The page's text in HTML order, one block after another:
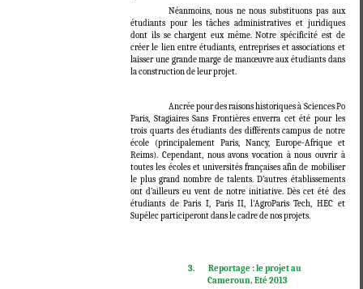
Néanmoins, nous ne nous substituons pas aux
étudiants pour les tâches administratives et juridiques
dont ils se chargent eux même. Notre spécificité est de
créer le lien entre étudiants, entreprises et associations et
laisser une grande marge de manœuvre aux étudiants dans
la construction de leur projet.
Ancrée pour des raisons historiques à Sciences Po
Paris, Stagiaires Sans Frontières enverra cet été pour les
trois quarts des étudiants des différents campus de notre
école (principalement Paris, Nancy, Europe-Afrique et
Reims). Cependant, nous avons vocation à nous ouvrir à
toutes les écoles et universités françaises afin de mobiliser
le plus grand nombre de talents. D’autres établissements
ont d’ailleurs eu vent de notre initiative. Dès cet été des
étudiants de Paris I, Paris II, l'AgroParis Tech, HEC et
Supélec participeront dans le cadre de nos projets.
3.
Reportage : le projet au
Cameroun, Eté 2013